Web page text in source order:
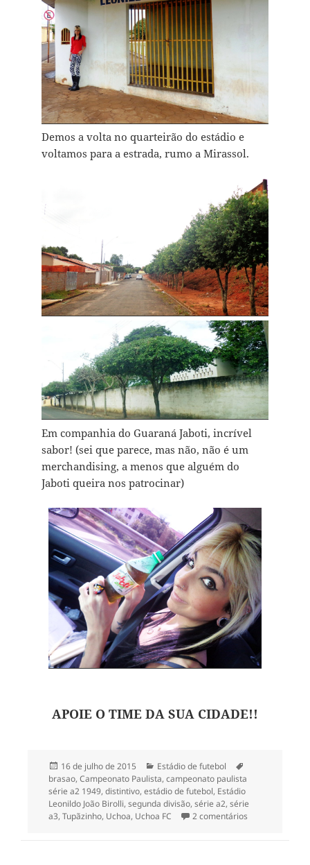
Demos a volta no quarteirão do estádio e
voltamos para a estrada, rumo a Mirassol.
Em companhia do Guaraná Jaboti, incrível
sabor! (sei que parece, mas não, não é um
merchandising, a menos que alguém do
Jaboti queira nos patrocinar)
APOIE O TIME DA SUA CIDADE!!
Publicado
em
16 de julho de 2015 Categorias
Estádio de futebol
brasao, Campeonato Paulista, campeonato paulista
série a2 1949, distintivo, estádio de futebol, Estádio
Leonildo João Birolli, segunda divisão, série a2, série
a3, Tupãzinho, Uchoa, Uchoa FC 2 comentáriosem Estádios do